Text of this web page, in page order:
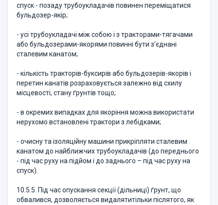
спуск - позаду трубоукладачів повинен переміщатися
бульдозер-якір;
- усі трубоукладачі між собою і з тракторами-тягачами
або бульдозерами-якорями повинні бути з’єднані
сталевим канатом;
- кількість тракторів-буксирів або бульдозерів-якорів і
перетин канатів розраховується залежно від схилу
місцевості, стану ґрунтів тощо;
- в окремих випадках для якоріння можна використати
нерухомо встановлені трактори з лебідками;
- очисну та ізоляційну машини прикріпляти сталевим
канатом до найближчих трубоукладачів (до переднього
- під час руху на підйом і до заднього – під час руху на
спуск).
10.5.5. Під час опускання секції (дільниці) ґрунт, що
обвалився, дозволяється видалятитільки післятого, як